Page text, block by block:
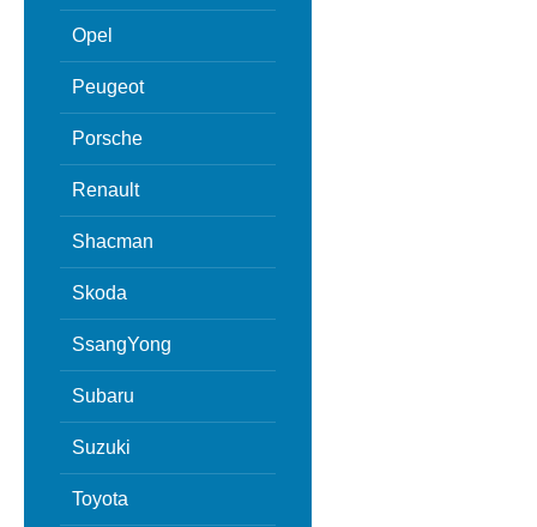
Opel
Peugeot
Porsche
Renault
Shacman
Skoda
SsangYong
Subaru
Suzuki
Toyota